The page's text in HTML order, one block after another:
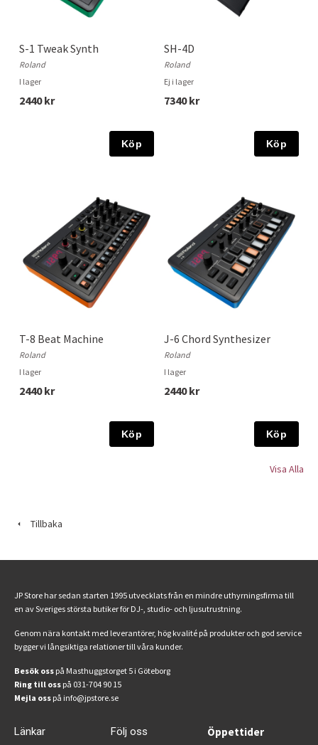
S-1 Tweak Synth
Roland
I lager
2440 kr
Köp
SH-4D
Roland
Ej i lager
7340 kr
Köp
T-8 Beat Machine
Roland
I lager
2440 kr
Köp
J-6 Chord Synthesizer
Roland
I lager
2440 kr
Köp
Visa Alla
Tillbaka
JP Store har sedan starten 1995 utvecklats från en mindre uthyrningsfirma till
en av Sveriges största butiker för DJ-, studio- och ljusutrustning.
Genom nära kontakt med leverantörer, hög kvalité på produkter och god service
bygger vi långsiktiga relationer till våra kunder.
Besök oss på Masthuggstorget 5 i Göteborg
Ring till oss på 031-704 90 15
Mejla oss på info@jpstore.se
Länkar Följ oss Öppettider